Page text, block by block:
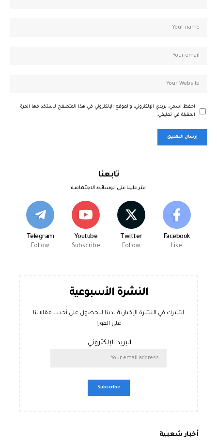
احفظ اسمي، بريدي الإلكتروني، والموقع الإلكتروني في هذا المتصفح لاستخدامها المرة
المقبلة في تعليقي.
تابعنا
اعثر علينا على الوسائط الاجتماعية
Facebook
Like
Twitter
Follow
Youtube
Subscribe
Telegram
Follow
النشرة الأسبوعية
اشترك في النشرة الإخبارية لدينا للحصول على أحدث مقالاتنا
على الفور!
البريد الإلكتروني:
أخبار شعبية